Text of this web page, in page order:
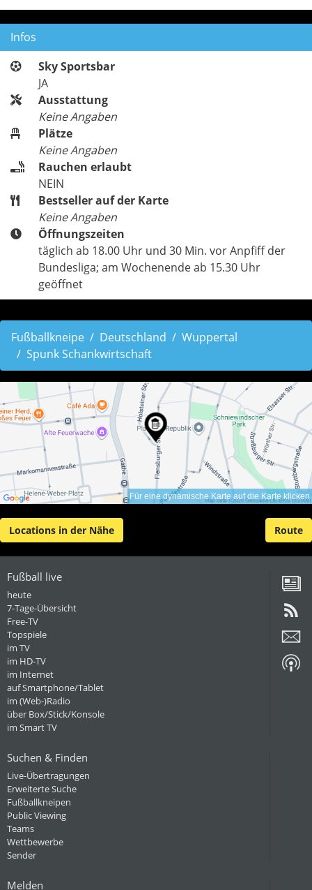
Infos
Sky Sportsbar
JA
Ausstattung
Keine Angaben
Plätze
Keine Angaben
Rauchen erlaubt
NEIN
Bestseller auf der Karte
Keine Angaben
Öffnungszeiten
täglich ab 18.00 Uhr und 30 Min. vor Anpfiff der
Bundesliga; am Wochenende ab 15.30 Uhr
geöffnet
Fußballkneipe Deutschland
Wuppertal
Spunk Schankwirtschaft
Für eine dynamische Karte auf die Karte klicken
Locations in der Nähe Route
Fußball live
heute
7-Tage-Übersicht
Free-TV
Topspiele
im TV
im HD-TV
im Internet
auf Smartphone/Tablet
im (Web-)Radio
über Box/Stick/Konsole
im Smart TV
Suchen & Finden
Live-Übertragungen
Erweiterte Suche
Fußballkneipen
Public Viewing
Teams
Wettbewerbe
Sender
Melden